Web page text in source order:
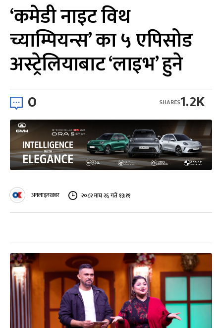
‘कमेडी नाइट विथ
च्याम्पियन्स’ का ५ एपिसोड
अस्ट्रेलियाबाट ‘लाइभ’ हुने
0 1.2K
SHARES
अनलाइनखबर २०८२ माघ २६ गते १३:११